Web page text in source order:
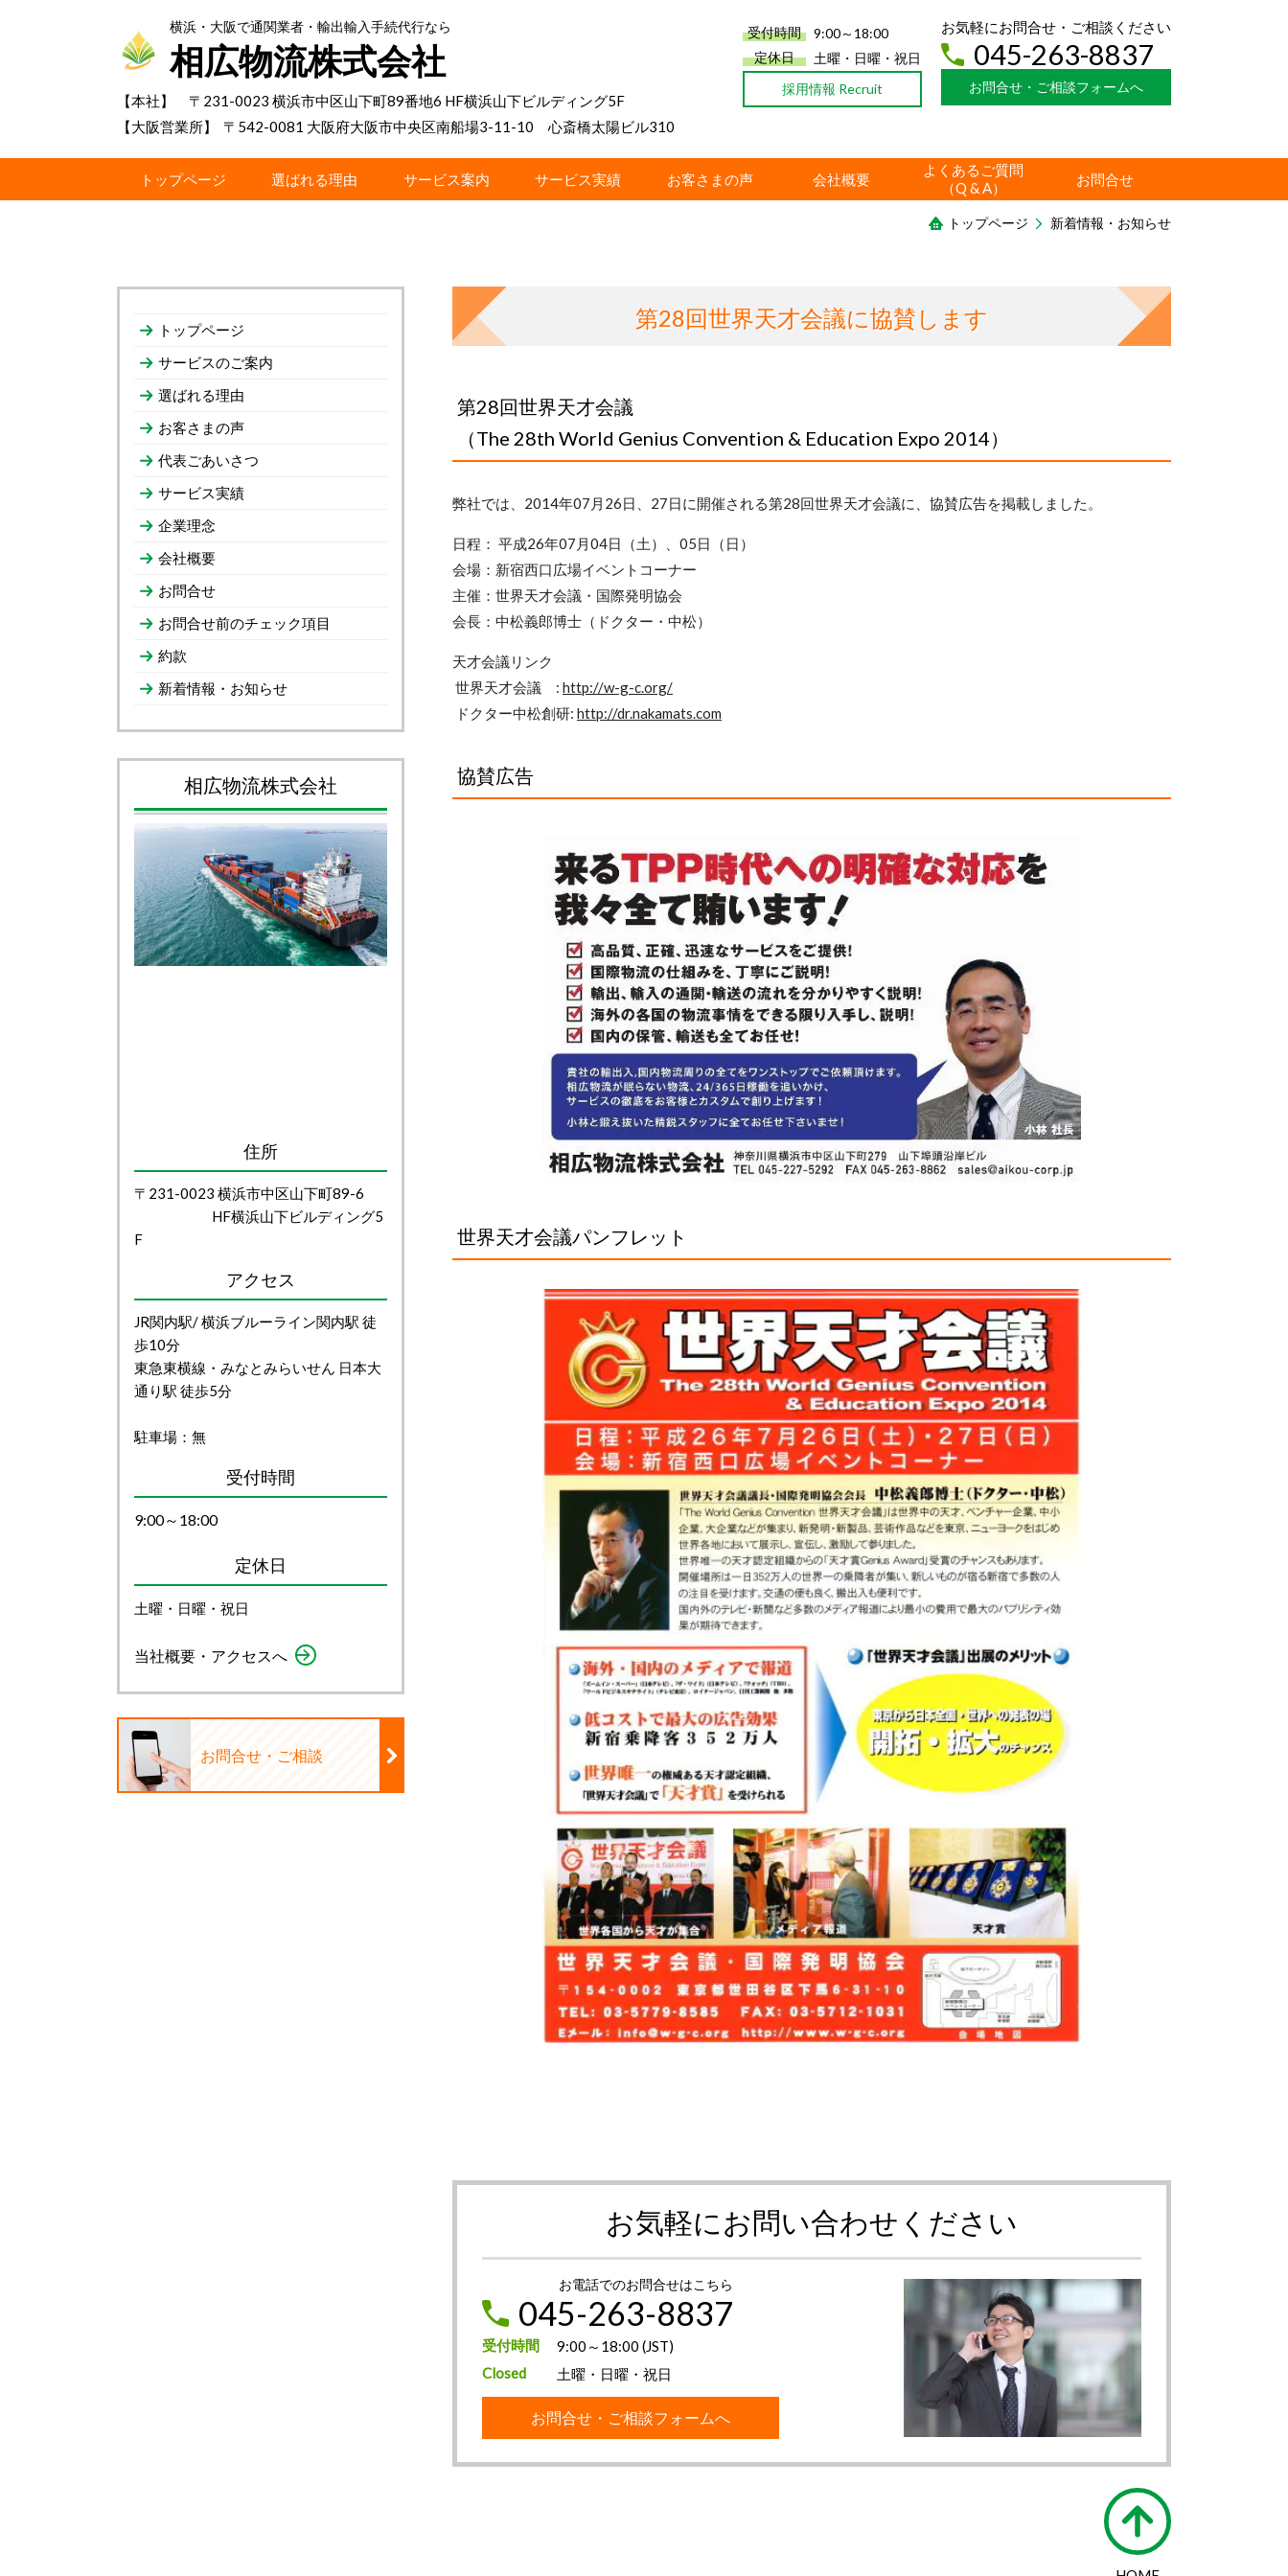
横浜・大阪で通関業者・輸出輸入手続代行なら
相広物流株式会社
【本社】 〒231-0023 横浜市中区山下町89番地6 HF横浜山下ビルディング5F
【大阪営業所】 〒542-0081 大阪府大阪市中央区南船場3-11-10 心斎橋太陽ビル310
受付時間
9:00～18:00
定休日
土曜・日曜・祝日
採用情報 Recruit
お気軽にお問合せ・ご相談ください
045-263-8837
お問合せ・ご相談フォームへ
トップページ 選ばれる理由 サービス案内 サービス実績 お客さまの声 会社概要
よくあるご質問
（Q & A）
お問合せ
トップページ 新着情報・お知らせ
第28回世界天才会議に協賛します
第28回世界天才会議
（The 28th World Genius Convention & Education Expo 2014）
弊社では、2014年07月26日、27日に開催される第28回世界天才会議に、協賛広告を掲載しました。
日程： 平成26年07月04日（土）、05日（日）
会場：新宿西口広場イベントコーナー
主催：世界天才会議・国際発明協会
会長：中松義郎博士（ドクター・中松）
天才会議リンク
世界天才会議 : http://w-g-c.org/
ドクター中松創研: http://dr.nakamats.com
協賛広告
世界天才会議パンフレット
お気軽にお問い合わせください
お電話でのお問合せはこちら
045-263-8837
受付時間
9:00～18:00 (JST)
Closed
土曜・日曜・祝日
お問合せ・ご相談フォームへ
トップページ
サービスのご案内
選ばれる理由
お客さまの声
代表ごあいさつ
サービス実績
企業理念
会社概要
お問合せ
お問合せ前のチェック項目
約款
新着情報・お知らせ
相広物流株式会社
住所
〒231-0023 横浜市中区山下町89-6
HF横浜山下ビルディング5
F
アクセス
JR関内駅/ 横浜ブルーライン関内駅 徒
歩10分
東急東横線・みなとみらいせん 日本大
通り駅 徒歩5分
駐車場：無
受付時間
9:00～18:00
定休日
土曜・日曜・祝日
当社概要・アクセスへ
お問合せ・ご相談